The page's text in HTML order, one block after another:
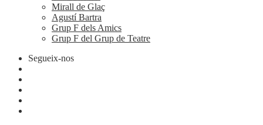
Mirall de Glaç
Agustí Bartra
Grup F dels Amics
Grup F del Grup de Teatre
Segueix-nos